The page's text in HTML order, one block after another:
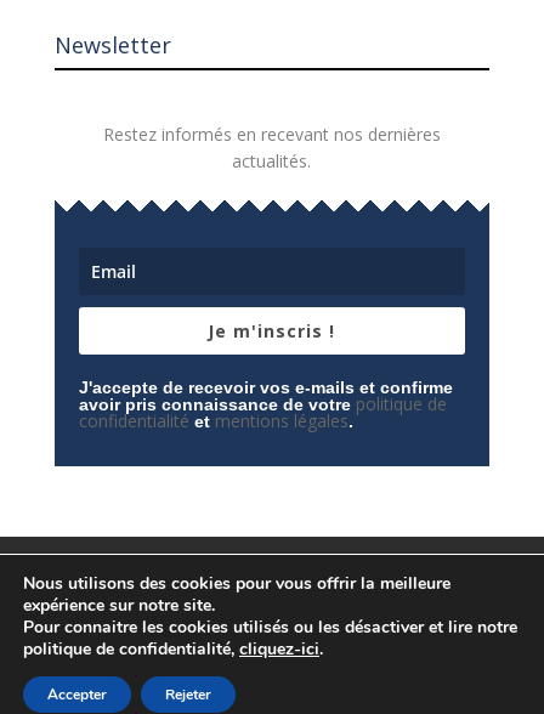
Newsletter
Restez informés en recevant nos dernières
actualités.
Je m'inscris !
J'accepte de recevoir vos e-mails et confirme
avoir pris connaissance de votre politique de
confidentialité et mentions légales.
Espace privé
Politique de confidentialité
© Conception
Nous utilisons des cookies pour vous offrir la meilleure
expérience sur notre site.
Pour connaitre les cookies utilisés ou les désactiver et lire notre
politique de confidentialité, cliquez-ici.
Accepter Rejeter